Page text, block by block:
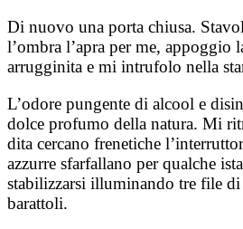
Di nuovo una porta chiusa.
l’ombra l’apra per me, appoggio
arrugginita e mi intrufolo nella
L’odore pungente di alcool e
dolce profumo della natura. Mi
dita cercano frenetiche
azzurre sfarfallano per qualche
stabilizzarsi illuminando tre file
barattoli.